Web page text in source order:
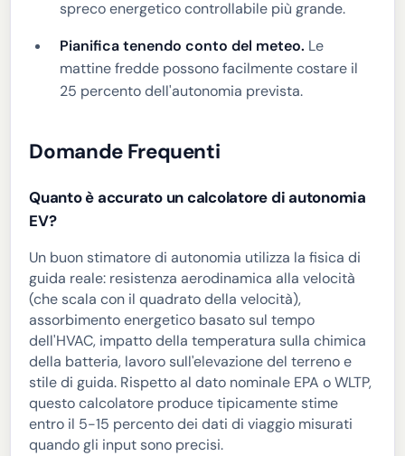
spreco energetico controllabile più grande.
Pianifica tenendo conto del meteo. Le
mattine fredde possono facilmente costare il
25 percento dell'autonomia prevista.
Domande Frequenti
Quanto è accurato un calcolatore di autonomia
EV?
Un buon stimatore di autonomia utilizza la fisica di
guida reale: resistenza aerodinamica alla velocità
(che scala con il quadrato della velocità),
assorbimento energetico basato sul tempo
dell'HVAC, impatto della temperatura sulla chimica
della batteria, lavoro sull'elevazione del terreno e
stile di guida. Rispetto al dato nominale EPA o WLTP,
questo calcolatore produce tipicamente stime
entro il 5-15 percento dei dati di viaggio misurati
quando gli input sono precisi.